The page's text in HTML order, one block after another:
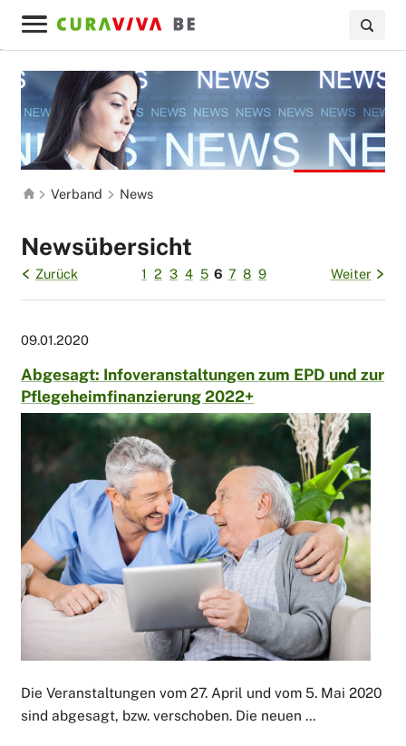
Verband News
Newsübersicht
Zurück 1 2 3 4 5 6 7 8 9 Weiter
09.01.2020
Abgesagt: Infoveranstaltungen zum EPD und zur
Pflegeheimfinanzierung 2022+
Die Veranstaltungen vom 27. April und vom 5. Mai 2020
sind abgesagt, bzw. verschoben. Die neuen ...